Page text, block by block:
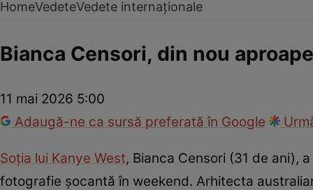
HomeVedeteVedete internaționale
Bianca Censori, din nou
11 mai 2026 5:00
Adaugă-ne ca sursă preferată în Google
Soția lui Kanye West, Bianca Censori (31 de ani),
fotografie șocantă în weekend. Arhitecta